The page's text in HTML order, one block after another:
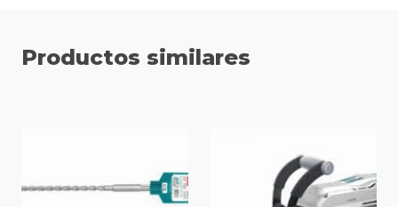
Productos similares